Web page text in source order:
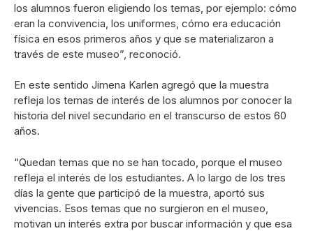
los alumnos fueron eligiendo los temas, por ejemplo: cómo
eran la convivencia, los uniformes, cómo era educación
física en esos primeros años y que se materializaron a
través de este museo”, reconoció.
En este sentido Jimena Karlen agregó que la muestra
refleja los temas de interés de los alumnos por conocer la
historia del nivel secundario en el transcurso de estos 60
años.
“Quedan temas que no se han tocado, porque el museo
refleja el interés de los estudiantes. A lo largo de los tres
días la gente que participó de la muestra, aportó sus
vivencias. Esos temas que no surgieron en el museo,
motivan un interés extra por buscar información y que esa